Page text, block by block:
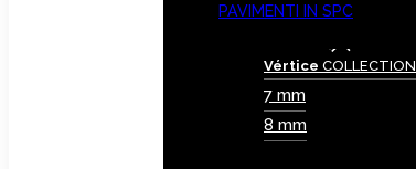
PAVIMENTI IN SPC
Vértice COLLECTION
7 mm
8 mm